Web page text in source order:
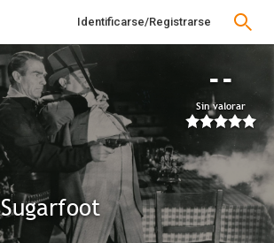
Identificarse/Registrarse
--
Sin valorar
Sugarfoot